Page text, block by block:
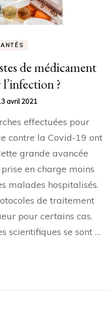
de médicament
?
avril 2021
effectuées pour
contre la Covid-19 ont
grande avancée
en charge moins
malades hospitalisés.
de traitement
pour certains cas.
scientifiques se sont …